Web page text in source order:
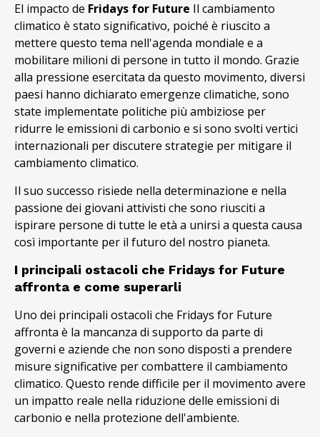
El impacto de Fridays for Future Il cambiamento
climatico è stato significativo, poiché è riuscito a
mettere questo tema nell'agenda mondiale e a
mobilitare milioni di persone in tutto il mondo. Grazie
alla pressione esercitata da questo movimento, diversi
paesi hanno dichiarato emergenze climatiche, sono
state implementate politiche più ambiziose per
ridurre le emissioni di carbonio e si sono svolti vertici
internazionali per discutere strategie per mitigare il
cambiamento climatico.
Il suo successo risiede nella determinazione e nella
passione dei giovani attivisti che sono riusciti a
ispirare persone di tutte le età a unirsi a questa causa
così importante per il futuro del nostro pianeta.
I principali ostacoli che Fridays for Future
affronta e come superarli
Uno dei principali ostacoli che Fridays for Future
affronta è la mancanza di supporto da parte di
governi e aziende che non sono disposti a prendere
misure significative per combattere il cambiamento
climatico. Questo rende difficile per il movimento avere
un impatto reale nella riduzione delle emissioni di
carbonio e nella protezione dell'ambiente.